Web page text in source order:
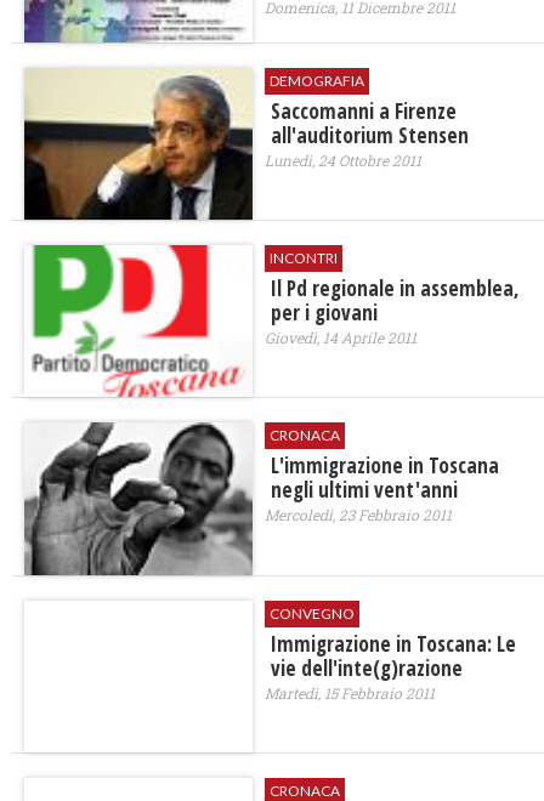
Domenica, 11 Dicembre 2011
DEMOGRAFIA
Saccomanni a Firenze
all'auditorium Stensen
Lunedì, 24 Ottobre 2011
INCONTRI
Il Pd regionale in assemblea,
per i giovani
Giovedì, 14 Aprile 2011
CRONACA
L'immigrazione in Toscana
negli ultimi vent'anni
Mercoledì, 23 Febbraio 2011
CONVEGNO
Immigrazione in Toscana: Le
vie dell'inte(g)razione
Martedì, 15 Febbraio 2011
CRONACA